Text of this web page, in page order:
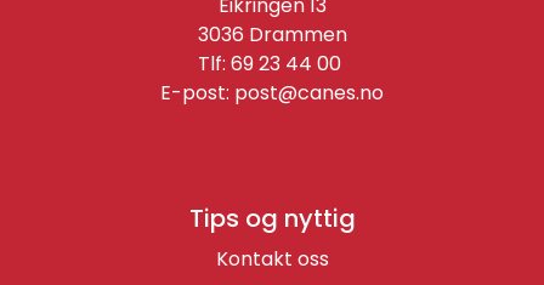
Tips og nyttig
Kontakt oss
3036 Drammen
Tlf: 69 23 44 00
E-post: post@canes.no